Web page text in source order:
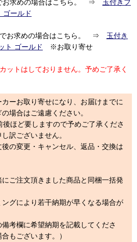
お求めの場合はこちら。 ⇒ 玉付きフ
ゴールド
お求めの場合はこちら。 ⇒ 玉付き
ト ゴールド
※お取り寄せ
ットはしておりません。予めご了承く
ーお取り寄せになり、お届けまでに
場合はご遠慮ください。
ほど要しますので予めご了承くださ
訳ございません。
の変更・キャンセル、返品・交換は
ご注文頂きました商品と同梱一括発
グにより若干納期が早くなる場合が
考欄に希望納期を記載してくださ
もございます。）